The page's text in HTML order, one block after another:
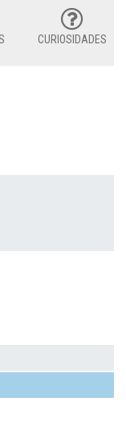
CURIOSIDADES